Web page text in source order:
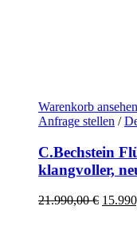
Warenkorb ansehen
Anfrage stellen /
C.Bechstein
klangvoller,
21.990,00€